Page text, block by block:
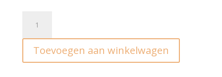
verschonen
zilver
Toevoegen aan winkelwagen